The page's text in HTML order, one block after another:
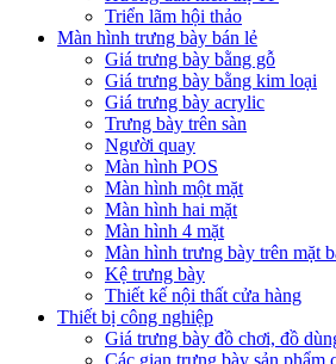
Triển lãm hội thảo
Màn hình trưng bày bán lẻ
Giá trưng bày bằng gỗ
Giá trưng bày bằng kim loại
Giá trưng bày acrylic
Trưng bày trên sàn
Người quay
Màn hình POS
Màn hình một mặt
Màn hình hai mặt
Màn hình 4 mặt
Màn hình trưng bày trên mặt
Kệ trưng bày
Thiết kế nội thất cửa hàng
Thiết bị công nghiệp
Giá trưng bày đồ chơi, đồ
Các gian trưng bày sản phẩm